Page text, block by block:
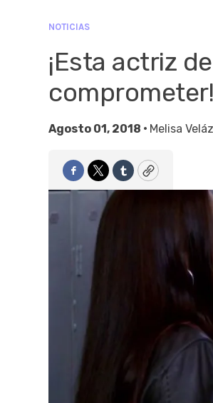
NOTICIAS
¡Esta actriz
comprometer!
Agosto 01, 2018 • Melisa
Facebook
TwitterTumblrCopy